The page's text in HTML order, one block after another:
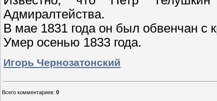
Адмиралтейства.
В мае 1831 года он был обвенчан с
Умер осенью 1833 года.
Игорь Чернозатонский
Всего комментариев: 0